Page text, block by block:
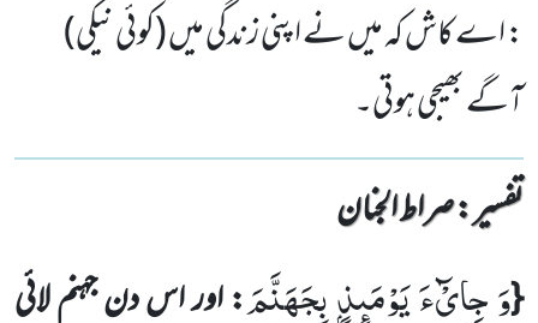
: اے کاش کہ میں نے اپنی زندگی میں (کوئی نیکی)
آگے بھیجی ہوتی۔
تفسیر : ‎صراط الجنان
{وَ جِایْٓءَ یَوْمَىٕذٍۭ بِجَهَنَّمَ: اور اس دن جہنم لائی